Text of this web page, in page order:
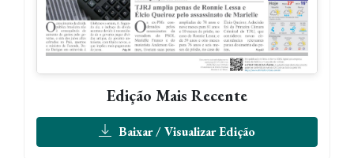
Edição Mais Recente
Baixar / Visualizar Edição